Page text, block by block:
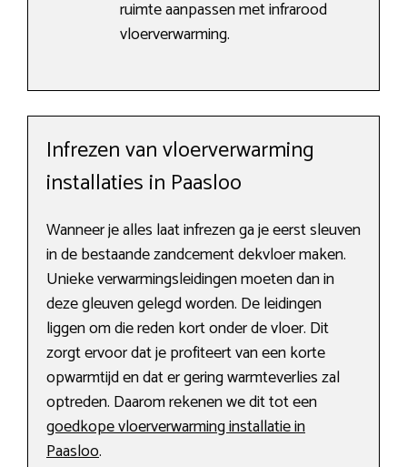
ruimte aanpassen met infrarood
vloerverwarming.
Infrezen van vloerverwarming
installaties in Paasloo
Wanneer je alles laat infrezen ga je eerst sleuven
in de bestaande zandcement dekvloer maken.
Unieke verwarmingsleidingen moeten dan in
deze gleuven gelegd worden. De leidingen
liggen om die reden kort onder de vloer. Dit
zorgt ervoor dat je profiteert van een korte
opwarmtijd en dat er gering warmteverlies zal
optreden. Daarom rekenen we dit tot een
goedkope vloerverwarming installatie in
Paasloo.